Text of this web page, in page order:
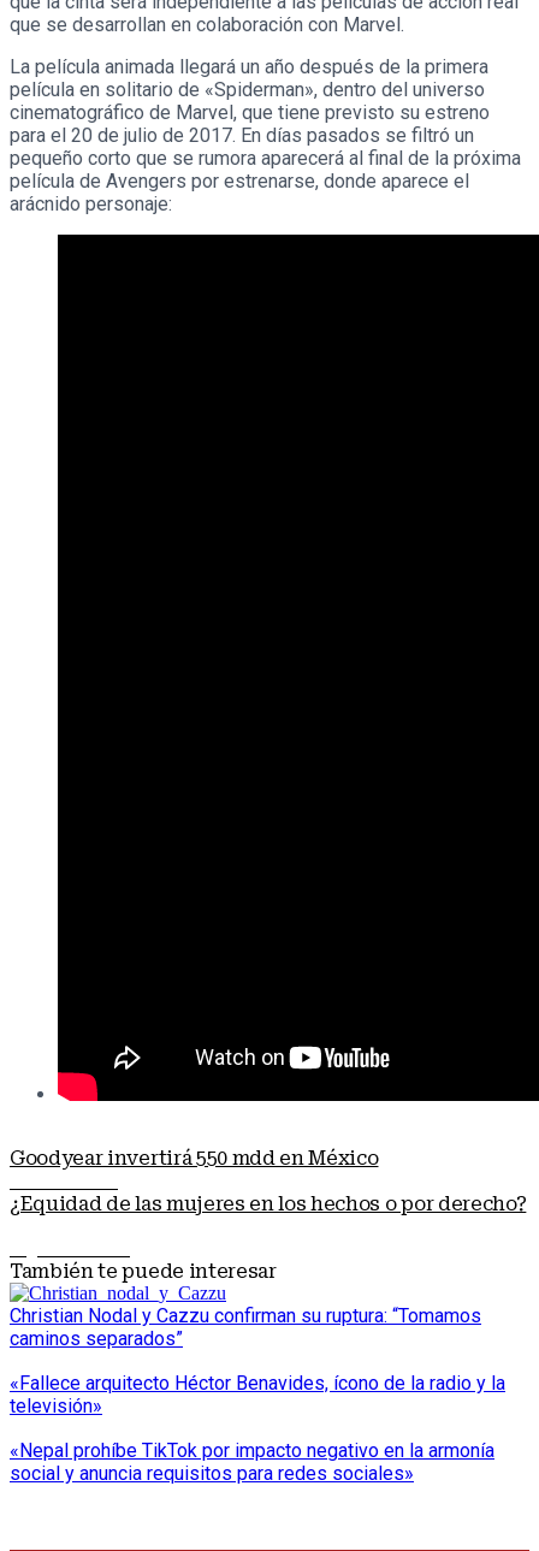
que se desarrollan en colaboración con Marvel.
La película animada llegará un año después de la primera
película en solitario de «Spiderman», dentro del universo
cinematográfico de Marvel, que tiene previsto su estreno
para el 20 de julio de 2017. En días pasados se filtró un
pequeño corto que se rumora aparecerá al final de la próxima
película de Avengers por estrenarse, donde aparece el
arácnido personaje:
Goodyear invertirá 550 mdd en México
¿Equidad de las mujeres en los hechos o por derecho?
También te puede interesar
Christian Nodal y Cazzu confirman su ruptura: “Tomamos
caminos separados”
«Fallece arquitecto Héctor Benavides, ícono de la radio y la
televisión»
«Nepal prohíbe TikTok por impacto negativo en la armonía
social y anuncia requisitos para redes sociales»